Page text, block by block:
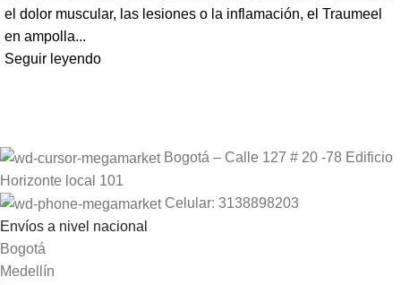
el dolor muscular, las lesiones o la inflamación, el Traumeel
en ampolla...
Seguir leyendo
Bogotá – Calle 127 # 20 -78 Edificio
Horizonte local 101
Celular: 3138898203
Envíos a nivel nacional
Bogotá
Medellín